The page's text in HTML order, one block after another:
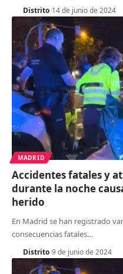
Distrito 14 de junio de 2024
MADRID
Accidentes fatales y
durante la noche
herido
En Madrid se han registrado
consecuencias fatales…
Distrito 9 de junio de 2024